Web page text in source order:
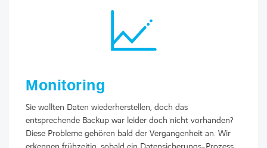
Monitoring
Sie wollten Daten wiederherstellen, doch das
entsprechende Backup war leider doch nicht vorhanden?
Diese Probleme gehören bald der Vergangenheit an. Wir